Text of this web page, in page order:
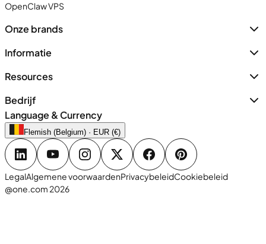
OpenClaw VPS
Onze brands
Informatie
Resources
Bedrijf
Language & Currency
Flemish (Belgium) · EUR (€)
LegalAlgemene voorwaardenPrivacybeleidCookiebeleid
@one.com 2026